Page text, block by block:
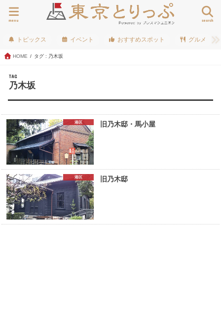
search
menu
トピックス イベント おすすめスポット グルメ
HOME タグ : 乃木坂
TAG
乃木坂
港区 旧乃木邸・馬小屋
港区 旧乃木邸